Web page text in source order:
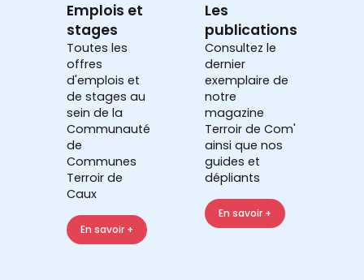
Emplois et
stages
Toutes les
offres
d'emplois et
de stages au
sein de la
Communauté
de
Communes
Terroir de
Caux
En savoir +
Les
publications
Consultez le
dernier
exemplaire de
notre
magazine
Terroir de Com'
ainsi que nos
guides et
dépliants
En savoir +